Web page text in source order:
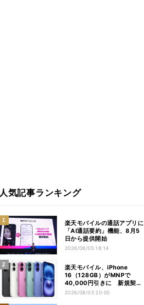
人気記事ランキング
楽天モバイルの通話アプリに
「AI通話要約」機能、8月5
日から提供開始
2026/08/05 18:14
楽天モバイル、iPhone
16（128GB）がMNPで
40,000円引きに 新規契約
でも40,000ポイントを還元
2026/08/03 20:00